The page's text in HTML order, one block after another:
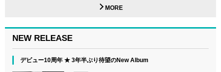
MORE
NEW RELEASE
デビュー10周年 ★ 3年半ぶり待望のNew Album